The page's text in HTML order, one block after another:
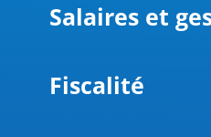
Salaires et
Fiscalité